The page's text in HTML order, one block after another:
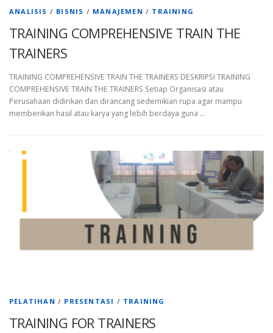
ANALISIS / BISNIS / MANAJEMEN / TRAINING
TRAINING COMPREHENSIVE TRAIN THE
TRAINERS
TRAINING COMPREHENSIVE TRAIN THE TRAINERS DESKRIPSI TRAINING
COMPREHENSIVE TRAIN THE TRAINERS Setiap Organisasi atau
Perusahaan didirikan dan dirancang sedemikian rupa agar mampu
memberikan hasil atau karya yang lebih berdaya guna …
PELATIHAN / PRESENTASI / TRAINING
TRAINING FOR TRAINERS